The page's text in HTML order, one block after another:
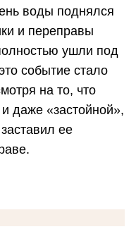
воды поднялся
и переправы
ушли под
событие стало
на то, что
даже «застойной»,
ее